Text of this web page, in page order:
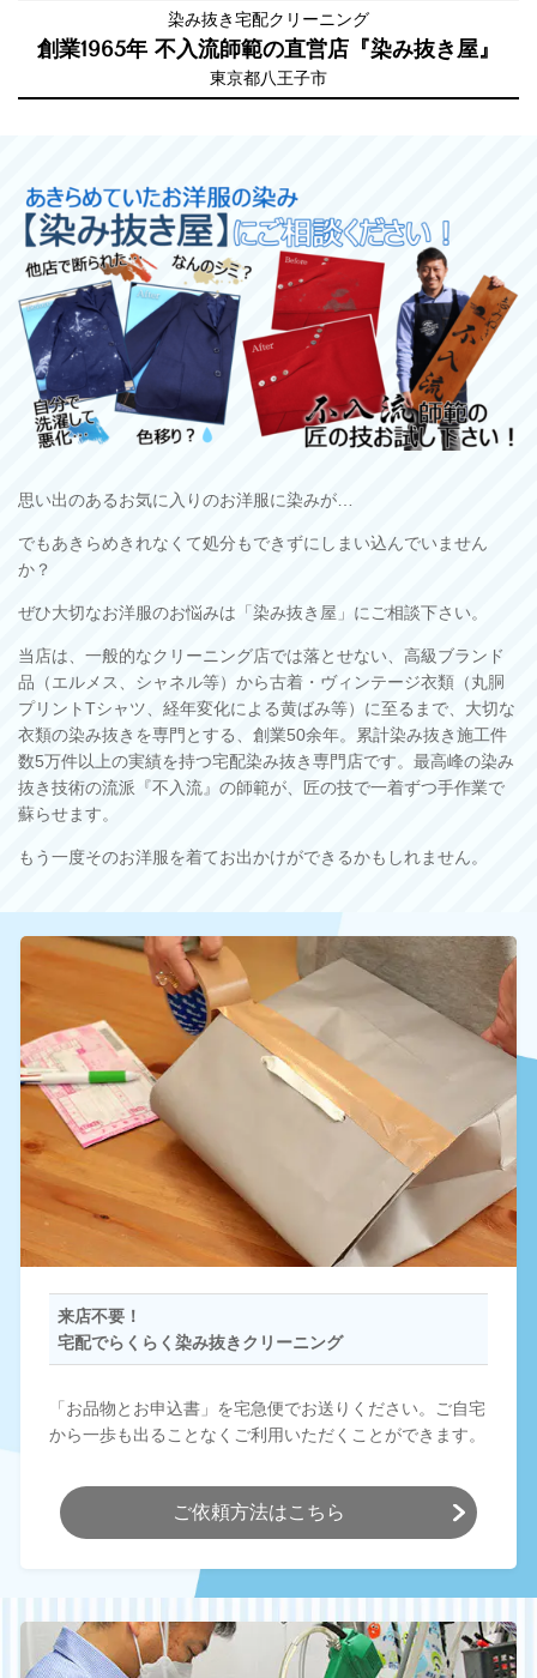
染み抜き宅配クリーニング
創業1965年 不入流師範の直営店 『染み抜き屋』
東京都八王子市
思い出のあるお気に入りのお洋服に染みが
でもあきらめきれなくて処分もできずにしまい込んでいません
か？
ぜひ大切なお洋服のお悩みは「染み抜き屋」にご相談下さい。
当店は、一般的なクリーニング店では落とせない、高級ブランド
品（エルメス、シャネル等）から古着・ヴィンテージ衣類（丸胴
プリントTシャツ、経年変化による黄ばみ等）に至るまで、大切な
衣類の染み抜きを専門とする、 創業50余年。累計染み抜き施工件
数5万件以上の実績を持つ宅配染み抜き専門店です。最高峰の染み
抜き技術の流派 『不入流』の師範が、 匠の技で一着ずつ手作業で
蘇らせます。
もう一度そのお洋服を着てお出かけができるかもしれません。
来店不要！
宅配でらくらく染み抜きクリーニング
「お品物とお申込書」を宅急便でお送りください。ご自宅
から一歩も出ることなくご利用いただくことができます。
ご依頼方法はこちら